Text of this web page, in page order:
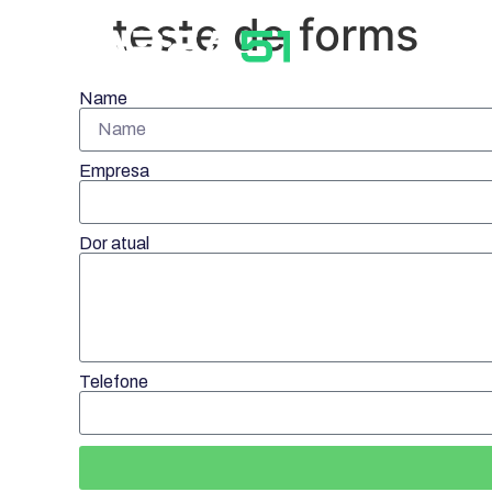
teste de forms
Name
Empresa
Dor atual
Telefone